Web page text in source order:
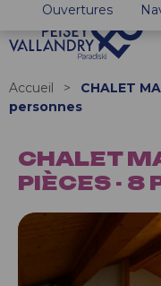
Ouvertures
Accueil >
CHALET
personnes
CHALET
PIÈCES - 8